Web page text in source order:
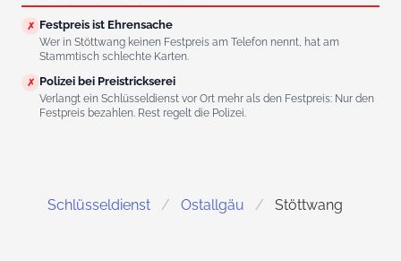
✗ Festpreis ist Ehrensache
Wer in Stöttwang keinen Festpreis am Telefon nennt, hat am
Stammtisch schlechte Karten.
✗ Polizei bei Preistrickserei
Verlangt ein Schlüsseldienst vor Ort mehr als den Festpreis: Nur den
Festpreis bezahlen. Rest regelt die Polizei.
Schlüsseldienst Ostallgäu Stöttwang